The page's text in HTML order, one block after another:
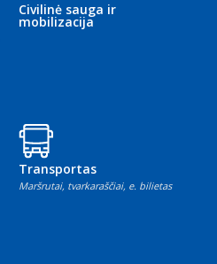
Civilinė sauga ir
mobilizacija
Transportas
Maršrutai, tvarkaraščiai, e. bilietas